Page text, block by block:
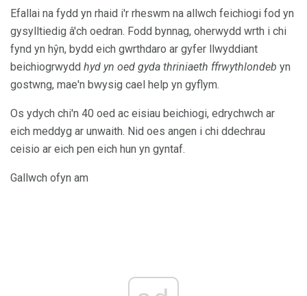
Efallai na fydd yn rhaid i'r rheswm na allwch feichiogi fod yn
gysylltiedig â'ch oedran. Fodd bynnag, oherwydd wrth i chi
fynd yn hŷn, bydd eich gwrthdaro ar gyfer llwyddiant
beichiogrwydd hyd yn oed gyda thriniaeth ffrwythlondeb yn
gostwng, mae'n bwysig cael help yn gyflym.
Os ydych chi'n 40 oed ac eisiau beichiogi, edrychwch ar
eich meddyg ar unwaith. Nid oes angen i chi ddechrau
ceisio ar eich pen eich hun yn gyntaf.
Gallwch ofyn am